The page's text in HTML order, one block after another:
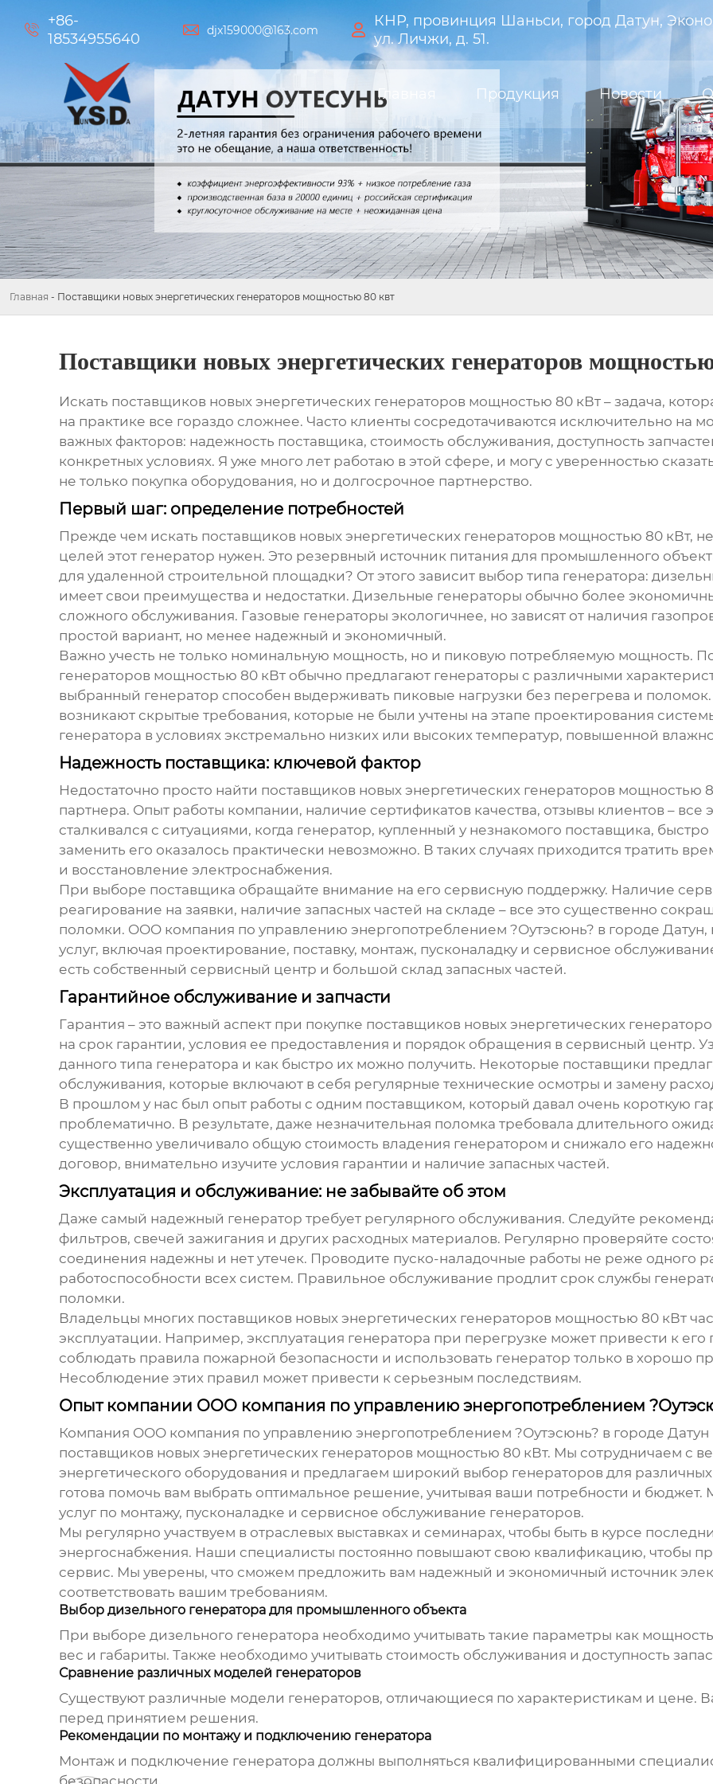

+86-
18534955640
 djx159000@163.com 
КНР, провинция Шаньси, город Датун,
ул. Личжи, д. 51.
Главная Продукция Новости
Главная - Поставщики новых энергетических генераторов мощностью 80 квт
Поставщики новых энергетических генераторов
Искать поставщиков новых энергетических генераторов мощностью 80 кВт– задача,
на практике все гораздо сложнее. Часто клиенты сосредотачиваются исключительно на
важных факторов: надежность поставщика, стоимость обслуживания, доступность
конкретных условиях. Я уже много лет работаю в этой сфере, и могу с уверенностью
не только покупка оборудования, но и долгосрочное партнерство.
Первый шаг: определение потребностей
Прежде чем искать поставщиков новых энергетических генераторов мощностью 80 кВт,
целей этот генератор нужен. Это резервный источник питания для промышленного
для удаленной строительной площадки? От этого зависит выбор типа генератора:
имеет свои преимущества и недостатки. Дизельные генераторы обычно более
сложного обслуживания. Газовые генераторы экологичнее, но зависят от наличия
простой вариант, но менее надежный и экономичный.
Важно учесть не только номинальную мощность, но и пиковую потребляемую мощность.
генераторов мощностью 80 кВтобычно предлагают генераторы с различными
выбранный генератор способен выдерживать пиковые нагрузки без перегрева и
возникают скрытые требования, которые не были учтены на этапе проектирования
генератора в условиях экстремально низких или высоких температур, повышенной
Надежность поставщика: ключевой фактор
Недостаточно просто найти поставщиков новых энергетических генераторов мощностью
партнера. Опыт работы компании, наличие сертификатов качества, отзывы клиентов – все
сталкивался с ситуациями, когда генератор, купленный у незнакомого поставщика,
заменить его оказалось практически невозможно. В таких случаях приходится тратить
и восстановление электроснабжения.
При выборе поставщика обращайте внимание на его сервисную поддержку. Наличие
реагирование на заявки, наличие запасных частей на складе – все это существенно
поломки. OOO компания по управлению энергопотреблением ?Оутэсюнь? в городе Датун,
услуг, включая проектирование, поставку, монтаж, пусконаладку и сервисное
есть собственный сервисный центр и большой склад запасных частей.
Гарантийное обслуживание и запчасти
Гарантия – это важный аспект при покупке поставщиков новых энергетических
на срок гарантии, условия ее предоставления и порядок обращения в сервисный центр.
данного типа генератора и как быстро их можно получить. Некоторые поставщики
обслуживания, которые включают в себя регулярные технические осмотры и замену
В прошлом у нас был опыт работы с одним поставщиком, который давал очень короткую
проблематично. В результате, даже незначительная поломка требовала длительного
существенно увеличивало общую стоимость владения генератором и снижало его
договор, внимательно изучите условия гарантии и наличие запасных частей.
Эксплуатация и обслуживание: не забывайте об этом
Даже самый надежный генератор требует регулярного обслуживания. Следуйте
фильтров, свечей зажигания и других расходных материалов. Регулярно проверяйте
соединения надежны и нет утечек. Проводите пуско-наладочные работы не реже одного
работоспособности всех систем. Правильное обслуживание продлит срок службы
поломки.
Владельцы многих поставщиков новых энергетических генераторов мощностью 80 кВт
эксплуатации. Например, эксплуатация генератора при перегрузке может привести к
соблюдать правила пожарной безопасности и использовать генератор только в хорошо
Несоблюдение этих правил может привести к серьезным последствиям.
Опыт компании OOO компания по управлению энергопотреблением
Компания OOO компания по управлению энергопотреблением ?Оутэсюнь? в городе Датун
поставщиков новых энергетических генераторов мощностью 80 кВт. Мы сотрудничаем с
энергетического оборудования и предлагаем широкий выбор генераторов для
готова помочь вам выбрать оптимальное решение, учитывая ваши потребности и
услуг по монтажу, пусконаладке и сервисное обслуживание генераторов.
Мы регулярно участвуем в отраслевых выставках и семинарах, чтобы быть в курсе
энергоснабжения. Наши специалисты постоянно повышают свою квалификацию, чтобы
сервис. Мы уверены, что сможем предложить вам надежный и экономичный источник
соответствовать вашим требованиям.
Выбор дизельного генератора для промышленного объекта
При выборе дизельного генератора необходимо учитывать такие параметры как
вес и габариты. Также необходимо учитывать стоимость обслуживания и доступность
Сравнение различных моделей генераторов
Существуют различные модели генераторов, отличающиеся по характеристикам и цене.
перед принятием решения.
Рекомендации по монтажу и подключению генератора
Монтаж и подключение генератора должны выполняться квалифицированными